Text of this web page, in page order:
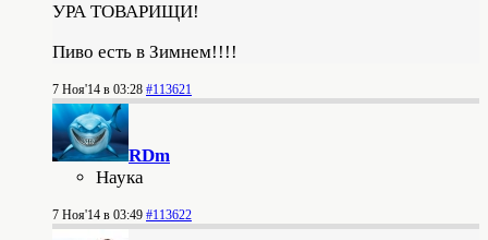
УРА ТОВАРИЩИ!
Пиво есть в Зимнем!!!!
7 Ноя'14 в 03:28 #113621
RDm
Наука
7 Ноя'14 в 03:49 #113622